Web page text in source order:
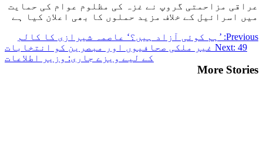
عراقی مزاحمتی گروپ نے غزہ کی مظلوم عوام کی حمایت
میں اسرائیل کے خلاف مزید حملوں کا بھی اعلان کیا ہے
Previous: ’ہم کوئی آزاد ہیں؟‘ عاصمہ شیرازی کا کالم
Next: 49 غیر ملکی صحافیوں اور مبصرین کو انتخابات
کے لیے ویزے جاری: وزیر اطلاعات
More Stories